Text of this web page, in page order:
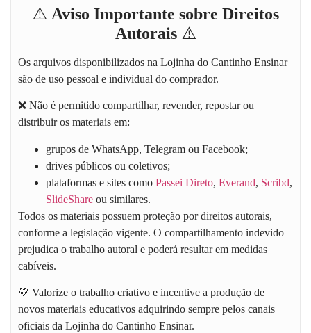
⚠️ Aviso Importante sobre Direitos
Autorais⚠️
Os arquivos disponibilizados na Lojinha do Cantinho Ensinar
são de uso pessoal e individual do comprador.
❌ Não é permitido compartilhar, revender, repostar ou
distribuir os materiais em:
grupos de WhatsApp, Telegram ou Facebook;
drives públicos ou coletivos;
plataformas e sites como Passei Direto, Everand, Scribd,
SlideShare ou similares.
Todos os materiais possuem proteção por direitos autorais,
conforme a legislação vigente. O compartilhamento indevido
prejudica o trabalho autoral e poderá resultar em medidas
cabíveis.
💛 Valorize o trabalho criativo e incentive a produção de
novos materiais educativos adquirindo sempre pelos canais
oficiais da Lojinha do Cantinho Ensinar.